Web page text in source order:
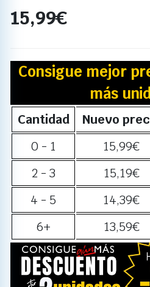
15,99€
Consigue mejor
más
Cantidad Nuevo
0 - 1
15,99€
2 - 3
15,19€
4 - 5
14,39€
6+
13,59€